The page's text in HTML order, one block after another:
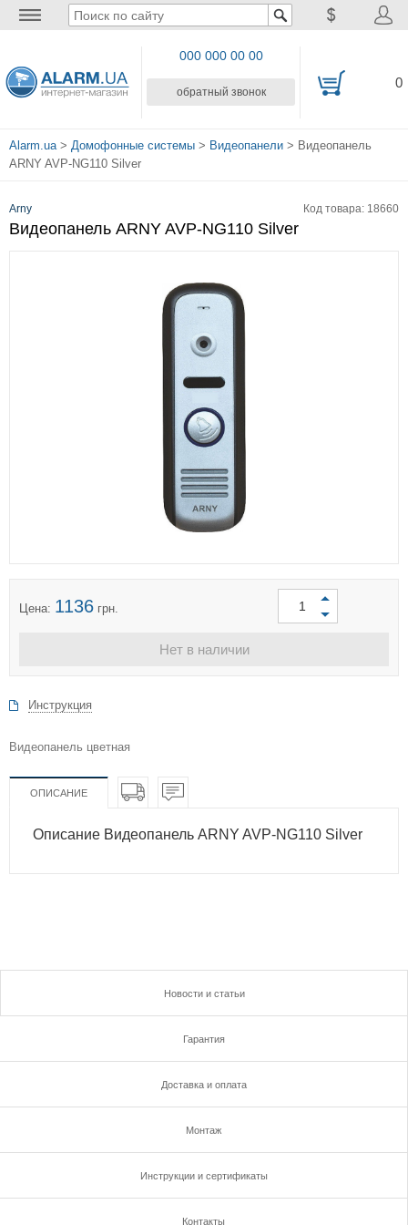
000 000 00 00
обратный звонок
0
Alarm.ua> Домофонные системы > Видеопанели > Видеопанель
ARNY AVP-NG110 Silver
Arny Код товара: 18660
Видеопанель ARNY AVP-NG110 Silver
Цена: 1136 грн.
Нет в наличии
Инструкция
Видеопанель цветная
ОПИСАНИЕ
Описание Видеопанель ARNY AVP-NG110 Silver
Новости и статьи
Гарантия
Доставка и оплата
Монтаж
Инструкции и сертификаты
Контакты